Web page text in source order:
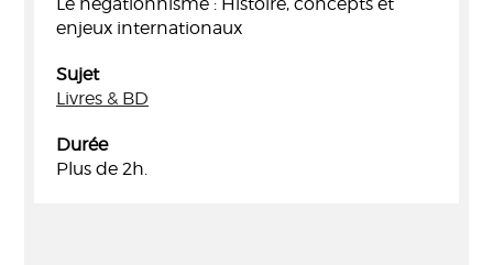
enjeux internationaux
Sujet
Livres & BD
Durée
Plus de 2h.